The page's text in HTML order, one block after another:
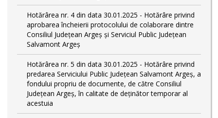
Hotărârea nr. 4 din data 30.01.2025 - Hotărâre privind
aprobarea încheierii protocolului de colaborare dintre
Consiliul Județean Argeș și Serviciul Public Județean
Salvamont Argeș
Hotărârea nr. 5 din data 30.01.2025 - Hotărâre privind
predarea Serviciului Public Județean Salvamont Argeș, a
fondului propriu de documente, de către Consiliul
Județean Argeș, în calitate de deținător temporar al
acestuia